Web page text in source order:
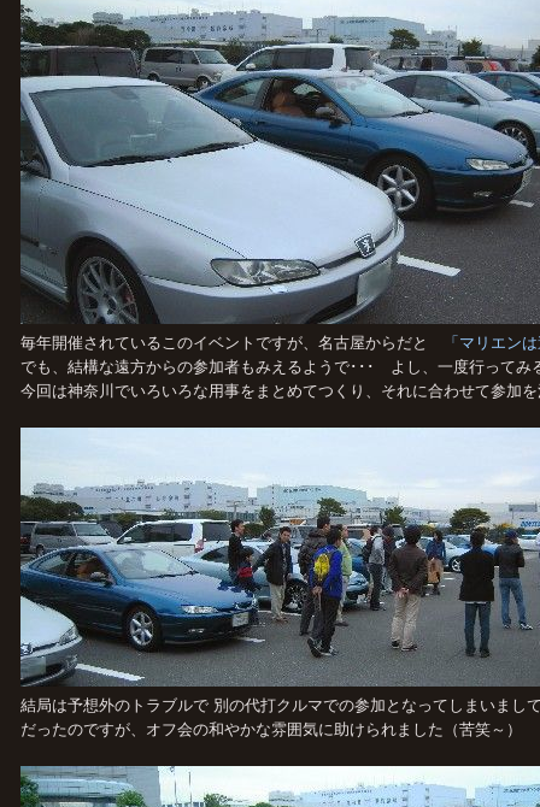
毎年開催されているこのイベントですが、名古屋からだと
「マリエン
でも、結構な遠方からの参加者もみえるようで･･･ よし、一度行って
今回は神奈川でいろいろな用事をまとめてつくり、それに合わせて参加
結局は予想外のトラブルで 別の代打クルマでの参加となってしまいまし
だったのですが、オフ会の和やかな雰囲気に助けられました（苦笑～）